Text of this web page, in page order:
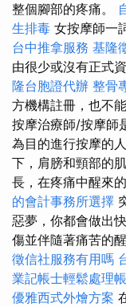
整個腳部的疼痛。
生排毒 女按摩師一
台中推拿服務 基隆
由很少或沒有正式
隆台胞證代辦 整骨
方機構註冊，也不
按摩治療師/按摩師
為目的進行按摩的
下，肩膀和頸部的
長，在疼痛中醒來
的會計事務所選擇
惡夢，你都會做出
傷並伴隨著痛苦的
徵信社服務有用嗎
業記帳士輕鬆處理
優雅西式外燴方案